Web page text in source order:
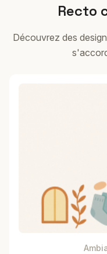
Recto
Découvrez des